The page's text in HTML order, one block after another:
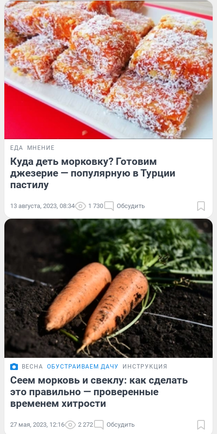
ЕДА МНЕНИЕ
Куда деть морковку? Готовим
джезерие — популярную в Турции
пастилу
13 августа, 2023, 08:34 1 730 Обсудить
ВЕСНА ОБУСТРАИВАЕМ ДАЧУ ИНСТРУКЦИЯ
Сеем морковь и свеклу: как сделать
это правильно — проверенные
временем хитрости
27 мая, 2023, 12:16 2 272 Обсудить